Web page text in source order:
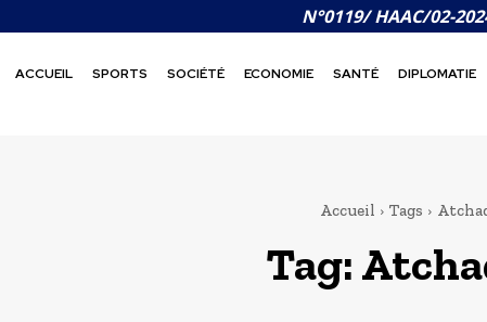
N°0119/ HAAC/02-
ACCUEIL SPORTS SOCIÉTÉ ECONOMIE SANTÉ DIPLOMATIE
Accueil Tags
Tag: